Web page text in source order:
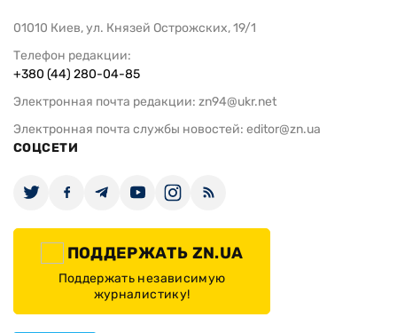
01010 Киев, ул. Князей Острожских, 19/1
Телефон редакции:
+380 (44) 280-04-85
Электронная почта редакции: zn94@ukr.net
Электронная почта службы новостей: editor@zn.ua
СОЦСЕТИ
ПОДДЕРЖАТЬ ZN.UA
Поддержать независимую
журналистику!